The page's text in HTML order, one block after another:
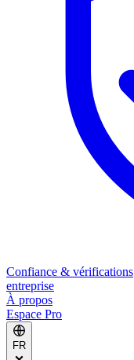
Confiance & vérifications
entreprise
À propos
Espace Pro
FR